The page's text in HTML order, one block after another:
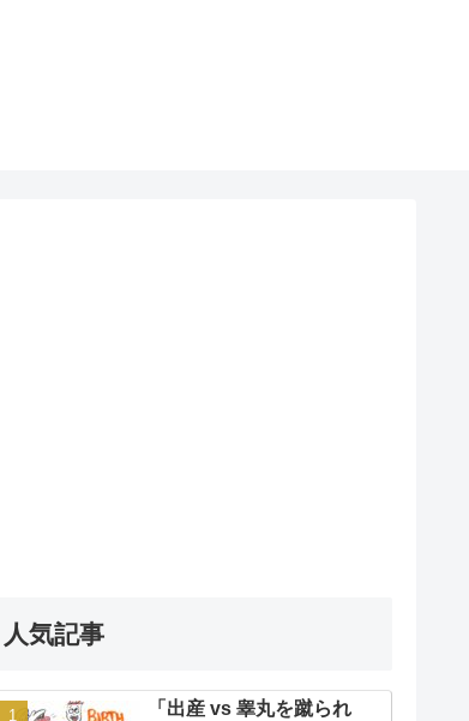
人気記事
「出産 vs 睾丸を蹴られ